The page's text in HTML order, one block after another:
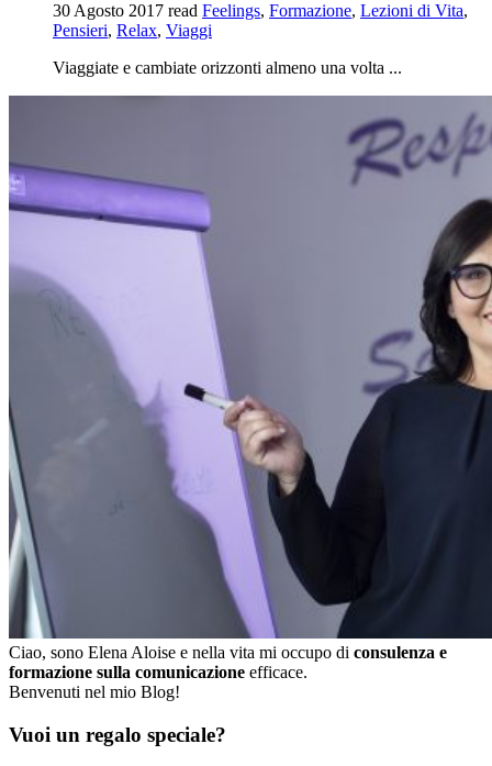
30 Agosto 2017 read Feelings, Formazione, Lezioni di Vita,
Pensieri, Relax, Viaggi
Viaggiate e cambiate orizzonti almeno una volta ...
Ciao, sono Elena Aloise e nella vita mi occupo di consulenza e
formazione sulla comunicazione efficace.
Benvenuti nel mio Blog!
Vuoi un regalo speciale?